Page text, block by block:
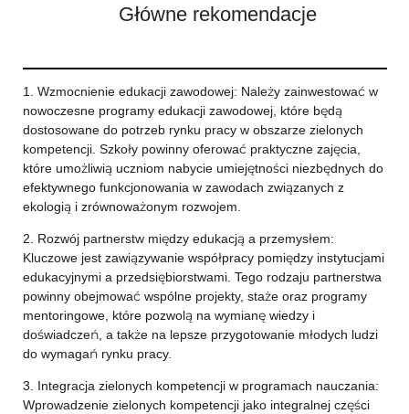
Główne rekomendacje
1. Wzmocnienie edukacji zawodowej: Należy zainwestować w
nowoczesne programy edukacji zawodowej, które będą
dostosowane do potrzeb rynku pracy w obszarze zielonych
kompetencji. Szkoły powinny oferować praktyczne zajęcia,
które umożliwią uczniom nabycie umiejętności niezbędnych do
efektywnego funkcjonowania w zawodach związanych z
ekologią i zrównoważonym rozwojem.
2. Rozwój partnerstw między edukacją a przemysłem:
Kluczowe jest zawiązywanie współpracy pomiędzy instytucjami
edukacyjnymi a przedsiębiorstwami. Tego rodzaju partnerstwa
powinny obejmować wspólne projekty, staże oraz programy
mentoringowe, które pozwolą na wymianę wiedzy i
doświadczeń, a także na lepsze przygotowanie młodych ludzi
do wymagań rynku pracy.
3. Integracja zielonych kompetencji w programach nauczania:
Wprowadzenie zielonych kompetencji jako integralnej części